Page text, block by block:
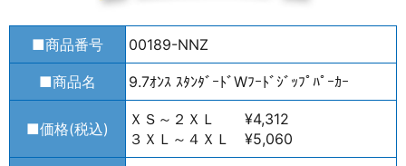
■商品番号 00189-NNZ
■商品名 9.7ｵﾝｽ ｽﾀﾝﾀﾞｰﾄﾞWﾌｰﾄﾞｼﾞｯﾌﾟﾊﾟｰｶｰ
■価格(税込)
ＸＳ～２ＸＬ ¥4,312
３ＸＬ～４ＸＬ ¥5,060